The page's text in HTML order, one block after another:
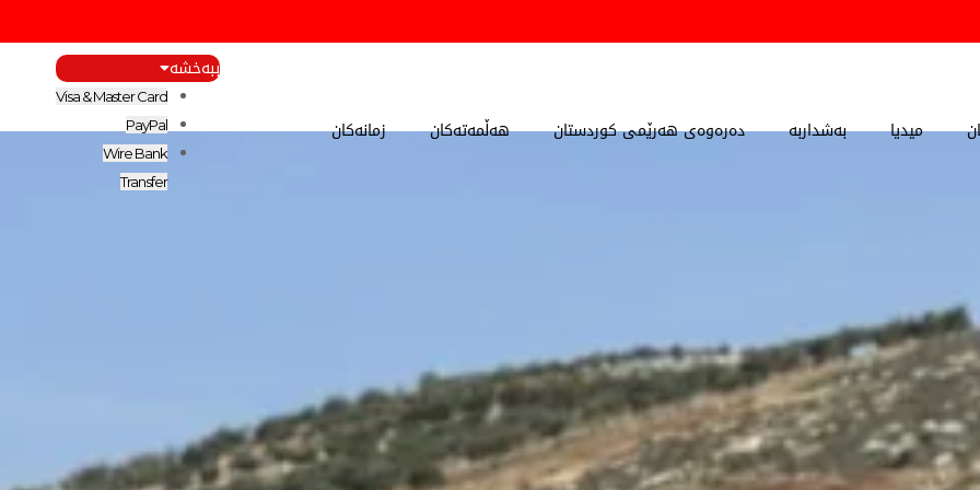
میدیا بەشداربە دەرەوەی هەرێمی کوردستان هەڵمەتەکان زمانەکان
ببەخشە
Visa & Master Card
PayPal
Wire Bank
Transfer